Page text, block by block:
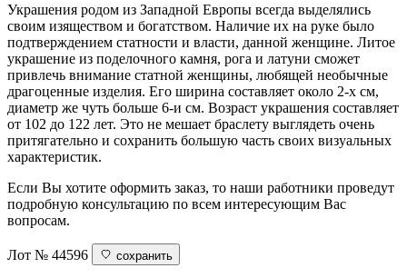
Украшения родом из Западной Европы всегда выделялись
своим изяществом и богатством. Наличие их на руке было
подтверждением статности и власти, данной женщине. Литое
украшение из поделочного камня, рога и латуни сможет
привлечь внимание статной женщины, любящей необычные
драгоценные изделия. Его ширина составляет около 2-х см,
диаметр же чуть больше 6-и см. Возраст украшения составляет
от 102 до 122 лет. Это не мешает браслету выглядеть очень
притягательно и сохранить большую часть своих визуальных
характеристик.
Если Вы хотите оформить заказ, то наши работники проведут
подробную консультацию по всем интересующим Вас
вопросам.
Лот № 44596 сохранить